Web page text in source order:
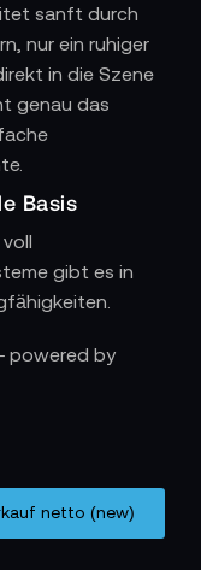
sanft durch
nur ein ruhiger
in die Szene
genau das
Basis
gibt es in
System
Längen und
einmal größer
powered by